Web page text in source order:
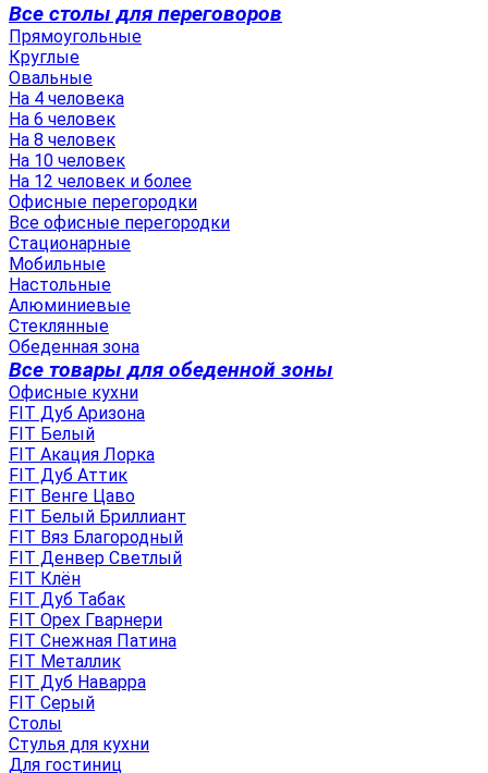
Все столы для переговоров
Прямоугольные
Круглые
Овальные
На 4 человека
На 6 человек
На 8 человек
На 10 человек
На 12 человек и более
Офисные перегородки
Все офисные перегородки
Стационарные
Мобильные
Настольные
Алюминиевые
Стеклянные
Обеденная зона
Все товары для обеденной зоны
Офисные кухни
FIT Дуб Аризона
FIT Белый
FIT Акация Лорка
FIT Дуб Аттик
FIT Венге Цаво
FIT Белый Бриллиант
FIT Вяз Благородный
FIT Денвер Светлый
FIT Клён
FIT Дуб Табак
FIT Орех Гварнери
FIT Снежная Патина
FIT Металлик
FIT Дуб Наварра
FIT Серый
Столы
Стулья для кухни
Для гостиниц